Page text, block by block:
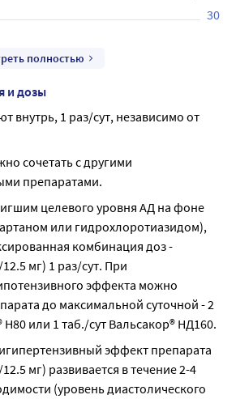
30
полностью
и дозы
внутрь, 1 раз/сут, независимо от
сочетать с другими
препаратами.
целевого уровня АД на фоне
или гидрохлоротиазидом),
комбинация доз -
мг) 1 раз/сут. При
эффекта можно
до максимальной суточной - 2
Н80 или 1 таб./сут Вальсакор® НД160.
эффект препарата
мг) развивается в течение 2-4
(уровень диастолического